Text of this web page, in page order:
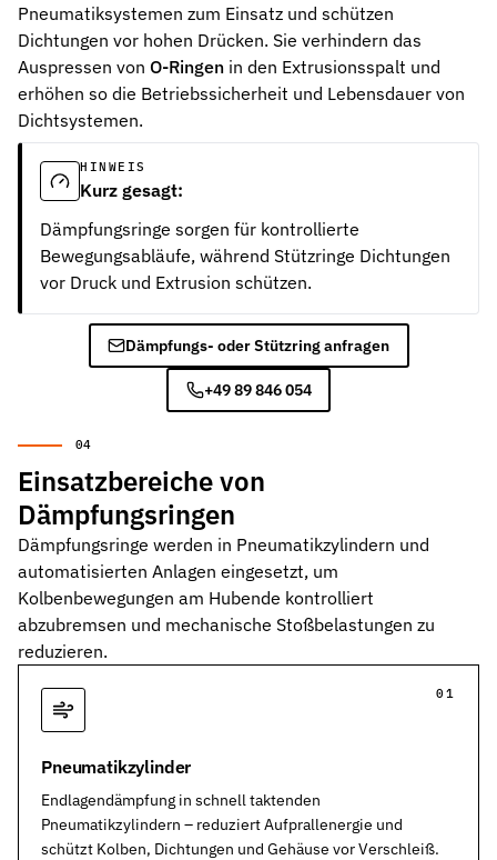
Pneumatiksystemen zum Einsatz und schützen
Dichtungen vor hohen Drücken. Sie verhindern das
Auspressen von O-Ringen in den Extrusionsspalt und
erhöhen so die Betriebssicherheit und Lebensdauer von
Dichtsystemen.
HINWEIS
Kurz gesagt:
Dämpfungsringe sorgen für kontrollierte
Bewegungsabläufe, während Stützringe Dichtungen
vor Druck und Extrusion schützen.
Dämpfungs- oder Stützring anfragen
+49 89 846 054
Einsatzbereiche von
Dämpfungsringen
Dämpfungsringe werden in Pneumatikzylindern und
automatisierten Anlagen eingesetzt, um
Kolbenbewegungen am Hubende kontrolliert
abzubremsen und mechanische Stoßbelastungen zu
reduzieren.
Pneumatikzylinder
Endlagendämpfung in schnell taktenden
Pneumatikzylindern – reduziert Aufprallenergie und
schützt Kolben, Dichtungen und Gehäuse vor Verschleiß.